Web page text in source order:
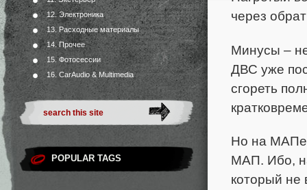
12. Электроника
13. Расходные материалы
14. Прочее
15. Фотосессии
16. CarAudio & Multimedia
POPULAR TAGS
через
Минусы –
ДВС уже
сгореть
Но на МАПе
МАП. Ибо,
который не